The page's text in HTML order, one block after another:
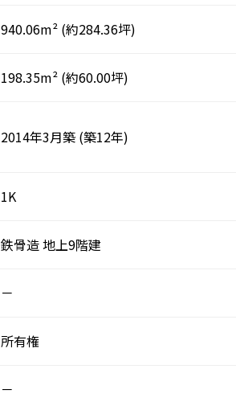
940.06m² (約284.36坪)
198.35m² (約60.00坪)
2014年3月築 (築12年)
1K
鉄骨造地上9階建
－
所有権
－